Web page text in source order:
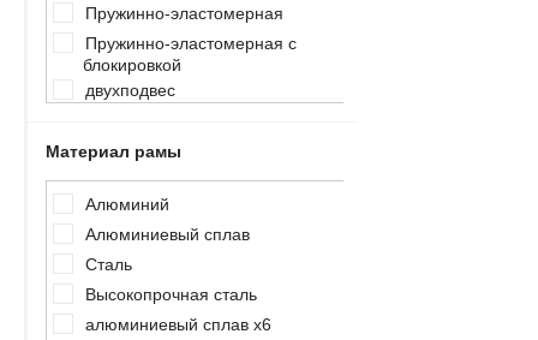
Пружинно-эластомерная
Пружинно-эластомерная с
блокировкой
двухподвес
Материал рамы
Алюминий
Алюминиевый сплав
Сталь
Высокопрочная сталь
алюминиевый сплав x6